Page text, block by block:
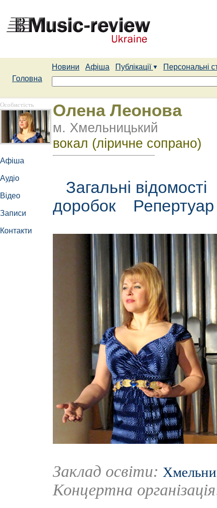
Новини Афіша Публікації
Персональні
Головна
Особистість
Афіша
Аудіо
Відео
Записи
Контакти
Олена Леонова
м. Хмельницький
вокал (ліричне сопрано)
Загальні відомості
доробок
Заклад освіти:
Концертна